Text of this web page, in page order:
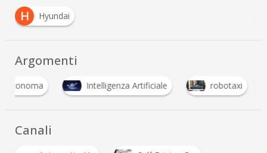
H
Hyundai
Argomenti
autonoma Intelligenza Artificiale robotaxi
Canali